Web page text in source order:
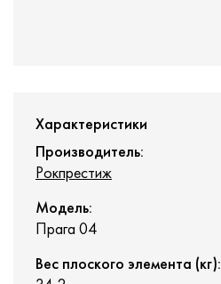
Характеристики
Производитель:
Рокпрестиж
Модель:
Прага 04
Вес плоского элемента (кг):